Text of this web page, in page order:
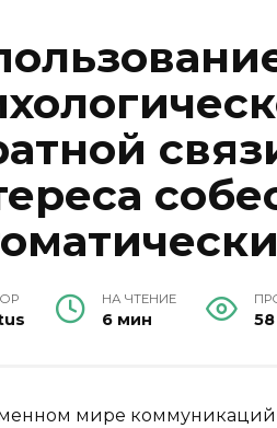
НА ЧТЕНИЕ
6 мин 58
мире